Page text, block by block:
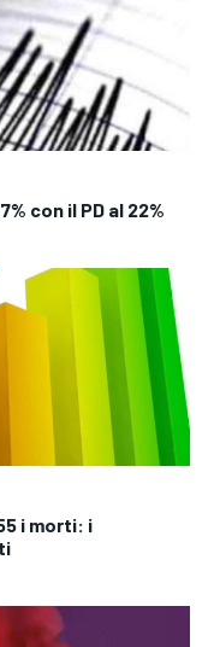
con il PD al 22%
i morti: i